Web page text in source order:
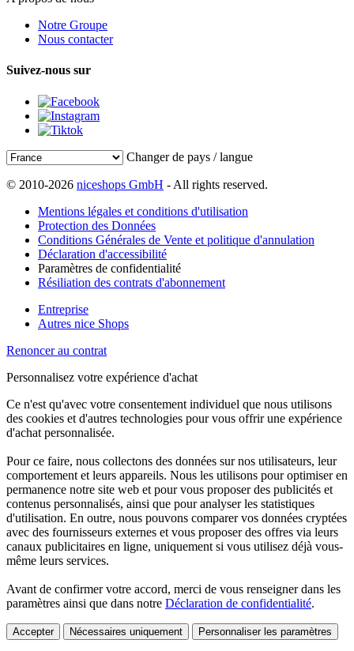
Notre Groupe
Nous contacter
Suivez-nous sur
Changer de pays / langue
© 2010-2026 niceshops GmbH - All rights reserved.
Mentions légales et conditions d'utilisation
Protection des Données
Conditions Générales de Vente et politique d'annulation
Déclaration d'accessibilité
Paramètres de confidentialité
Résiliation des contrats d'abonnement
Entreprise
Autres nice Shops
Renoncer au contrat
Personnalisez votre expérience d'achat
Ce n'est qu'avec votre consentement individuel que nous utilisons
des cookies et d'autres technologies pour vous offrir une expérience
d'achat personnalisée.
Pour ce faire, nous collectons des données sur nos utilisateurs, leur
comportement et leurs appareils. Nous les utilisons pour optimiser en
permanence notre site web et pour vous proposer des publicités et
contenus personnalisés, ainsi que pour analyser les statistiques
d'utilisation. En outre, nous pouvons comparer vos données cryptées
avec des fournisseurs externes et vous proposer des offres via leurs
canaux publicitaires en ligne, uniquement si vous utilisez déjà vous-
même leurs services.
Avant de confirmer votre accord, merci de vous renseigner dans les
paramètres ainsi que dans notre Déclaration de confidentialité.
Accepter Nécessaires uniquement Personnaliser les paramètres